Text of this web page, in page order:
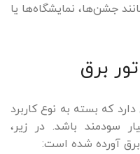
جشن‌ها، نمایشگاه‌ها یا
برق
دارد که بسته به نوع کاربرد
سودمند باشد. در زیر،
برق آورده شده است: